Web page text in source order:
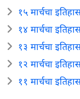
१५ मार्चचा
१४ मार्चचा
१३ मार्चचा
१२ मार्चचा
११ मार्चचा